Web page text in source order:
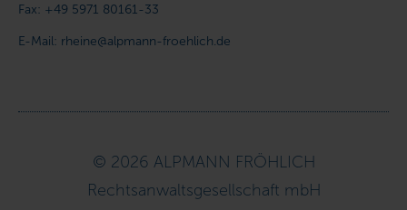
Fax: +49 5971 80161-33
E-Mail: rheine@alpmann-froehlich.de
© 2026 ALPMANN FRÖHLICH
Rechtsanwaltsgesellschaft mbH